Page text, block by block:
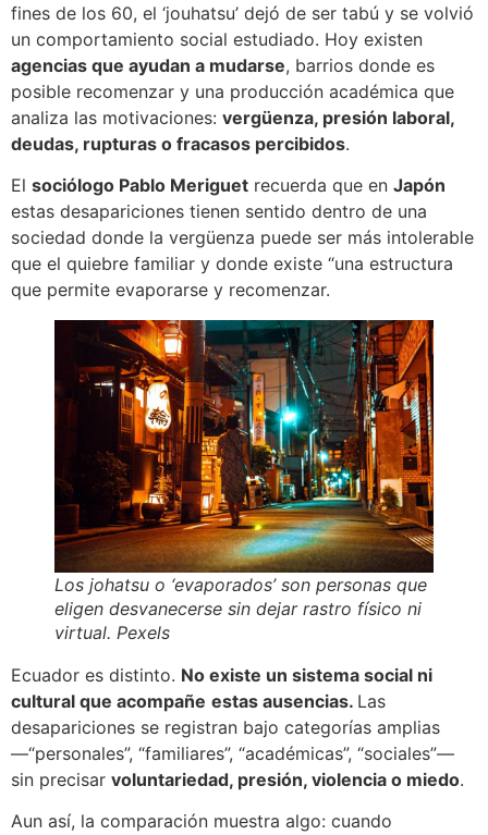
fines de los 60, el ‘jouhatsu’ dejó de ser tabú y se volvió
un comportamiento social estudiado. Hoy existen
agencias que ayudan a mudarse, barrios donde es
posible recomenzar y una producción académica que
analiza las motivaciones: vergüenza, presión laboral,
deudas, rupturas o fracasos percibidos.
El sociólogo Pablo Meriguet recuerda que en Japón
estas desapariciones tienen sentido dentro de una
sociedad donde la vergüenza puede ser más intolerable
que el quiebre familiar y donde existe “una estructura
que permite evaporarse y recomenzar.
Los johatsu o ‘evaporados’ son personas que
eligen desvanecerse sin dejar rastro físico ni
virtual. Pexels
Ecuador es distinto. No existe un sistema social ni
cultural que acompañe estas ausencias. Las
desapariciones se registran bajo categorías amplias
—“personales”, “familiares”, “académicas”, “sociales”—
sin precisar voluntariedad, presión, violencia o miedo.
Aun así, la comparación muestra algo: cuando